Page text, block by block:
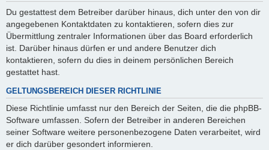
Du gestattest dem Betreiber darüber hinaus, dich unter den von dir
angegebenen Kontaktdaten zu kontaktieren, sofern dies zur
Übermittlung zentraler Informationen über das Board erforderlich
ist. Darüber hinaus dürfen er und andere Benutzer dich
kontaktieren, sofern du dies in deinem persönlichen Bereich
gestattet hast.
GELTUNGSBEREICH DIESER RICHTLINIE
Diese Richtlinie umfasst nur den Bereich der Seiten, die die phpBB-
Software umfassen. Sofern der Betreiber in anderen Bereichen
seiner Software weitere personenbezogene Daten verarbeitet, wird
er dich darüber gesondert informieren.